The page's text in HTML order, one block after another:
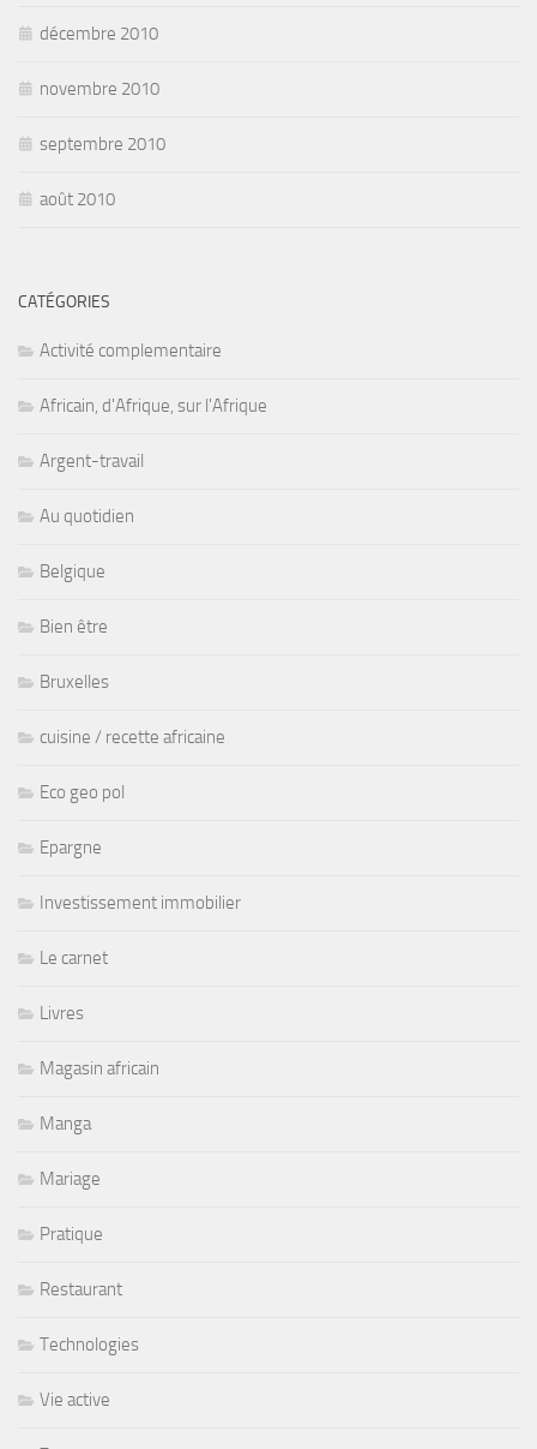
décembre 2010
novembre 2010
septembre 2010
août 2010
CATÉGORIES
Activité complementaire
Africain, d'Afrique, sur l'Afrique
Argent-travail
Au quotidien
Belgique
Bien être
Bruxelles
cuisine / recette africaine
Eco geo pol
Epargne
Investissement immobilier
Le carnet
Livres
Magasin africain
Manga
Mariage
Pratique
Restaurant
Technologies
Vie active